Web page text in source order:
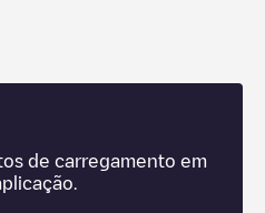
de carregamento em